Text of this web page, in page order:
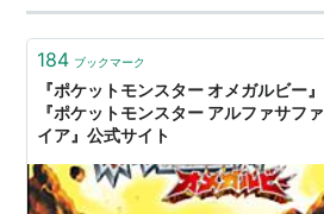
184 ブックマーク
『ポケットモンスター オメガルビー』
『ポケットモンスター アルファサファ
イア』公式サイト